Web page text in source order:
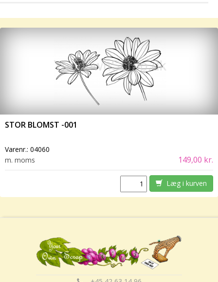
STOR BLOMST -001
Varenr.: 04060
m. moms
149,00 kr.
Læg i kurven